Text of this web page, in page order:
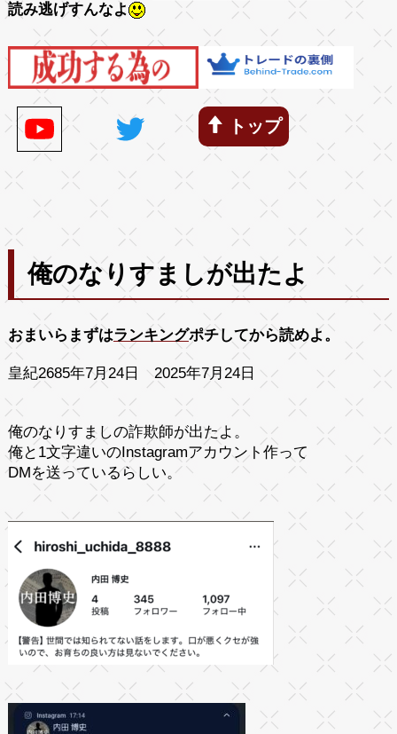
読み逃げすんなよ
トップ
俺のなりすましが出たよ
おまいらまずはランキングポチしてから読めよ。
皇紀2685年7月24日 2025年7月24日
俺のなりすましの詐欺師が出たよ。
俺と1文字違いのInstagramアカウント作って
DMを送っているらしい。